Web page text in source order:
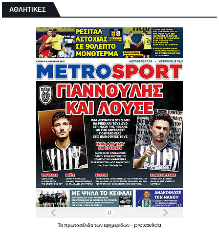
ΑΘΛΗΤΙΚΕΣ
Ταπρωτοσέλιδατωνεφημερίδων- protoselida